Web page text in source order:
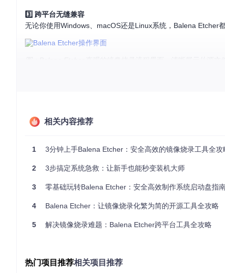
3️⃣ 跨平台无缝兼容
无论你使用Windows、macOS还是Linux系统，Balena Etcher
还在担心烧录失败？做好这些准备工作让你成功率100%：
准备至少8GB容量的USB闪存盘或SD卡（推荐USB 3.0接
确保电脑电量充足，避免烧录过程中断电
备份目标设备中的重要数据（烧录会格式化设备）
获取系统镜像
从官方渠道下载所需的系统镜像文件，支持以下格式：
支持格式 常见用途
典型文件大小
相关内容推荐
1 3分钟上手Balena Etcher：安全高效的镜像烧录工具全攻
2 3步搞定系统急救：让新手也能秒变装机大师
3 零基础玩转Balena Etcher：安全高效制作系统启动盘指
4 Balena Etcher：让镜像烧录化繁为简的开源工具全攻略
5 解决镜像烧录难题：Balena Etcher跨平台工具全攻略
热门项目推荐相关项目推荐